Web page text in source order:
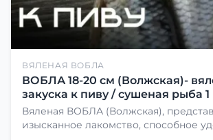
ВЯЛЕНАЯ ВОБЛА
ВОБЛА 18-20 см (Волжская)-
закуска к пиву / сушеная рыба 1
Вяленая ВОБЛА (Волжская),
изысканное лакомство, способное